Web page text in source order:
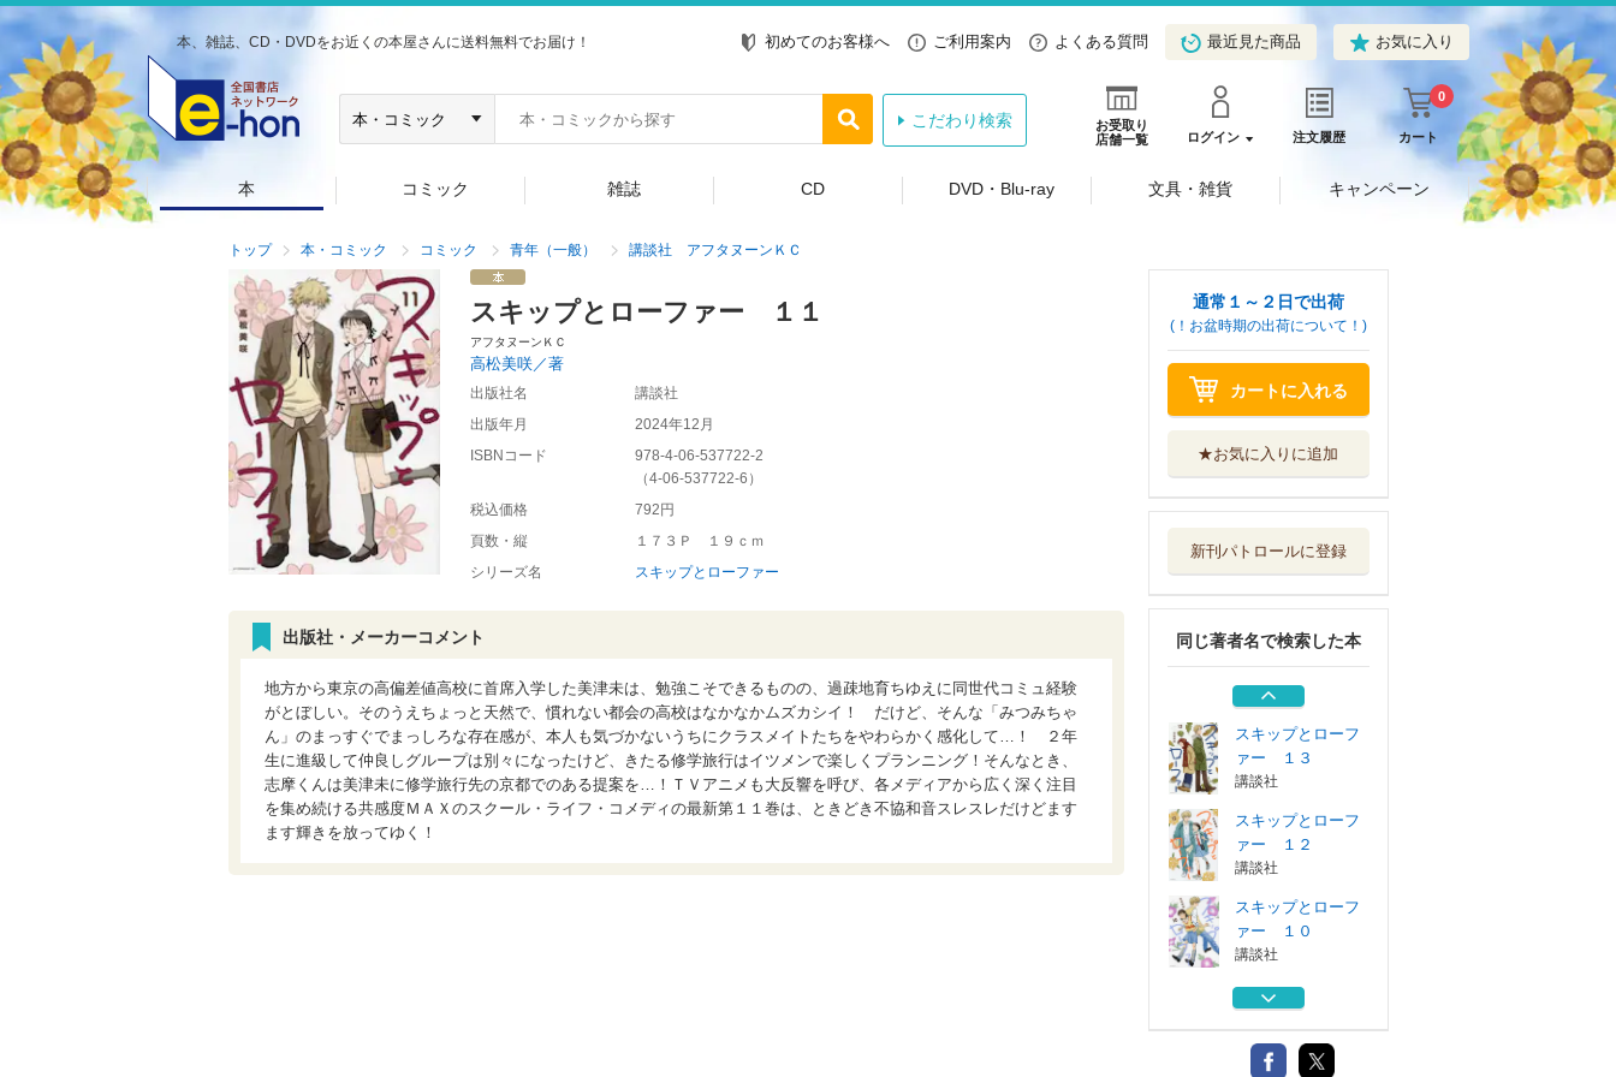
本、雑誌、CD・DVDをお近くの本屋さんに送料無料でお届け！ 初めてのお客様へ ご利用案内 よくある質問 最近見た商品 お気に入り
お受取り
店舗一覧
ログイン 注文履歴 カート
0
こだわり検索
本 コミック 雑誌 CD DVD・Blu-ray 文具・雑貨 キャンペーン
トップ 本・コミック コミック 青年（一般） 講談社 アフタヌーンＫＣ
スキップとローファー １１
アフタヌーンＫＣ
高松美咲／著
出版社名
講談社
出版年月
2024年12月
ISBNコード
978-4-06-537722-2
（4-06-537722-6 ）
税込価格
792円
頁数・縦
１７３Ｐ １９ｃｍ
シリーズ名
スキップとローファー
出版社・メーカーコメント
地方から東京の高偏差値高校に首席入学した美津未は、勉強こそできるものの、過疎地育ちゆえに同世代コミュ経験
がとぼしい。そのうえちょっと天然で、慣れない都会の高校はなかなかムズカシイ！ だけど、そんな「みつみちゃ
ん」のまっすぐでまっしろな存在感が、本人も気づかないうちにクラスメイトたちをやわらかく感化して…！ ２年
生に進級して仲良しグループは別々になったけど、きたる修学旅行はイツメンで楽しくプランニング！そんなとき、
志摩くんは美津未に修学旅行先の京都でのある提案を…！ＴＶアニメも大反響を呼び、各メディアから広く深く注目
を集め続ける共感度ＭＡＸのスクール・ライフ・コメディの最新第１１巻は、ときどき不協和音スレスレだけどます
ます輝きを放ってゆく！
通常１～２日で出荷
(！お盆時期の出荷について！)
カートに入れる
★お気に入りに追加
新刊パトロールに登録
同じ著者名で検索した本
スキップとローフ
ァー １０
スキップとローフ
講談社
スキップとローフ
ァー ８
講談社
スキップとローフ
ァー １３
講談社
スキップとローフ
ァー １２
講談社
スキップとローフ
ァー １０
講談社
スキップとローフ
講談社